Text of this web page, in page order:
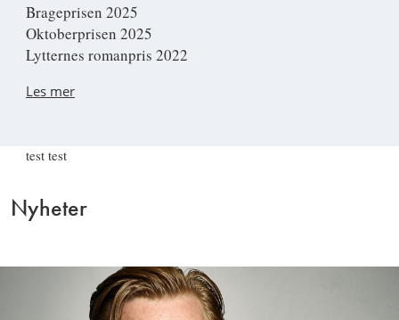
Brageprisen 2025
Oktoberprisen 2025
Lytternes romanpris 2022
Les mer
test test
Nyheter